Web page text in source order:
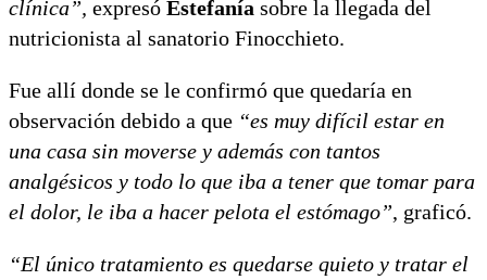
clínica”, expresó Estefanía sobre la llegada del
nutricionista al sanatorio Finocchieto.
Fue allí donde se le confirmó que quedaría en
observación debido a que “es muy difícil estar en
una casa sin moverse y además con tantos
analgésicos y todo lo que iba a tener que tomar para
el dolor, le iba a hacer pelota el estómago”, graficó.
“El único tratamiento es quedarse quieto y tratar el